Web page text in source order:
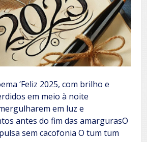
‘Feliz 2025, com brilho e
em meio à noite
em luz e
antes do fim das amargurasO
sem cacofonia O tum tum